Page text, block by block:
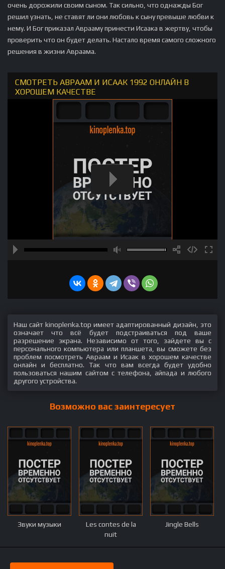
очень дорожили своим сыном. Так сильно, что однажды Бог
решил узнать, не ставят ли они любовь к сыну превыше любви к
нему. И Бог приказал Аврааму принести Исаака в жертву, чтобы
проверить что он будет делать. Настало время самого сложного
решения в жизни Авраама.
СМОТРЕТЬ АВРААМ И ИСААК 1992 ОНЛАЙН В
ХОРОШЕМ КАЧЕСТВЕ
Наш сайт kinoplenka.top имеет адаптированный дизайн, это
означает что всё будет подстраиваться под ваше
разрешение экрана. Независимо от того, зайдете вы с
персонального компьютера или планшета, вы сможете без
проблем посмотреть Авраам и Исаак в хорошем качестве
онлайн и бесплатно. Так что вам всегда будет удобно
пользоваться нашим сайтом с телефона, айпада и любого
другого устройства.
Возможно вас заинтересует
Звуки музыки
Les contes de la
nuit
Jingle Bells